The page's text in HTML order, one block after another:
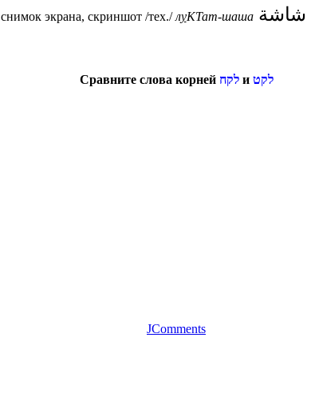
снимок экрана, скриншот /тех./луКТат-шаша شاشة
Сравните слова корней לקח и לקט
JComments